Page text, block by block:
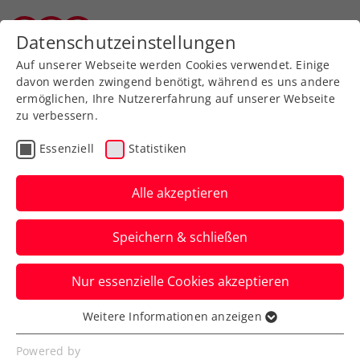
Zurück zur Newsübersicht
Turniere
NÖ Open powered by
EVN: Neumayer gewinnt
ÖTV-Duell mit Kopp
Jungstar Joel Schwärzler muss beim ATP-
100-Challenger in Tulln hingegen
Überstunden machen.
Verfasst von: Presseaussendung / Redaktion, 03.09.2024
Datenschutzeinstellungen
Auf unserer Webseite werden Cookies verwendet. Einige
davon werden zwingend benötigt, während es uns andere
ermöglichen, Ihre Nutzererfahrung auf unserer Webseite
zu verbessern.
Essenziell Statistiken
Alle akzeptieren
Speichern & schließen
Nur essenzielle Cookies akzeptieren
Essenziell
Essenzielle Cookies werden für grundlegende
Weitere Informationen anzeigen
Powered by